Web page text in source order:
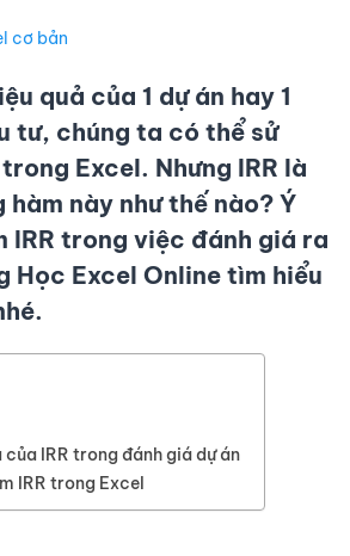
cơ bản
quả của 1 dự án hay 1
tư, chúng ta có thể sử
Excel. Nhưng IRR là
hàm này như thế nào? Ý
IRR trong việc đánh giá ra
Học Excel Online tìm hiểu
của IRR trong đánh giá dự án
IRR trong Excel